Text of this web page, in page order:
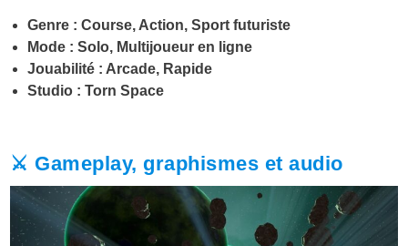
Genre : Course, Action, Sport futuriste
Mode : Solo, Multijoueur en ligne
Jouabilité : Arcade, Rapide
Studio : Torn Space
⚔️ Gameplay, graphismes et audio